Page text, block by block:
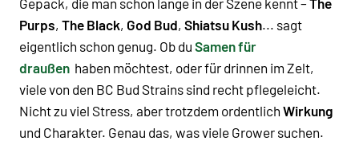
Purps, The Black, God Bud, Shiatsu Kush... sagt
eigentlich schon genug. Ob du Samen für
draußen haben möchtest, oder für drinnen im Zelt,
viele von den BC Bud Strains sind recht pflegeleicht.
Nicht zu viel Stress, aber trotzdem ordentlich Wirkung
und Charakter. Genau das, was viele Grower suchen.